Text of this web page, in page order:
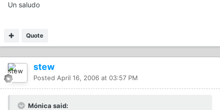
Un saludo
Quote
stew
Posted April 16, 2006 at 03:57 PM
Mónica said: